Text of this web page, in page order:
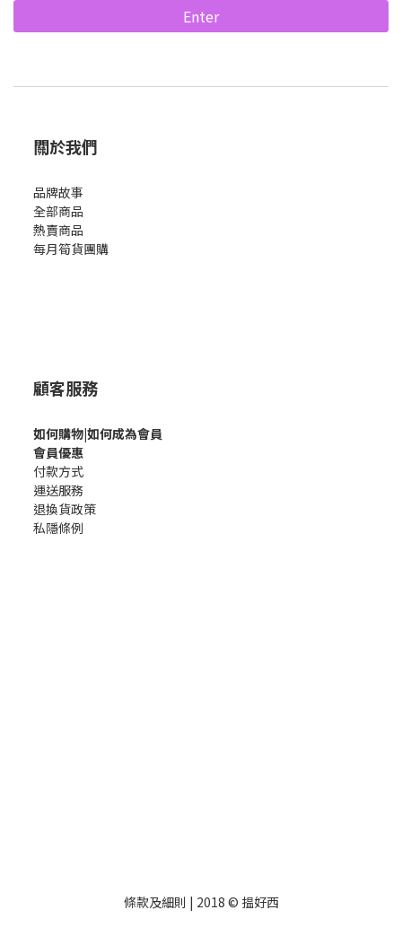
Enter
關於我們
品牌故事
全部商品
熱賣商品
每月筍貨團購
顧客服務
如何購物|如何成為會員
會員優惠
付款方式
運送服務
退換貨政策
私隱條例
條款及細則 | 2018 © 揾好西